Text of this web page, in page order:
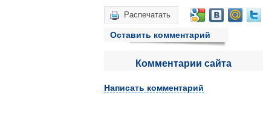
Распечатать
Оставить комментарий
Комментарии сайта
Написать комментарий